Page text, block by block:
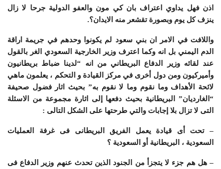
اذن فهل يداوي اعتراف بان كي مون والعفو الدولية جرحا لا زال
ينزف كل يوم وبصورة تقشعر منه الايدان؟.
واللافت في الامر ان بني سعود لم يكونوا وحدهم في جريمة اراقة
الدم اليمني بل انه وكما اعترف وزير الخارجية السعودي الغر بالقول
عند لقائه وزير الدفاع البريطاني من انه “لدينا ضباط بريطانيون
وأميركيون ومن دول أخرى في مركز القيادة و التحكم ، يعلمون ماهي
لائحة الأهداف وما نقوم وما لا نقوم به” بحيث اثار فضول صحیفة
“الغاردیان” البریطانیة بحيث دفعها إلى اثارة مجموعة من الاسئلة
التی لا تزال بلا إجابات والتي طرحتها على الشکل التالی :
– تحت أی قیادة یعمل الفریق البریطانی فی غرفة العملیات
السعودیة ، البریطانیة أو السعودیة ؟
– هل هم جزء لا یتجزأ من الجنود الذین تحدث عنهم وزیر الدفاع فی